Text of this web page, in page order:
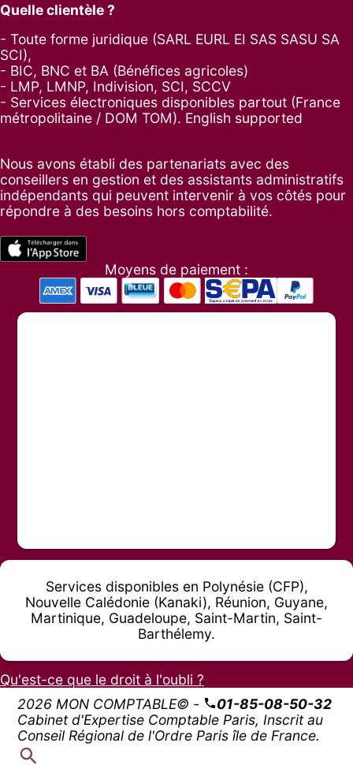
Quelle clientèle ?
- Toute forme juridique (SARL EURL EI SAS SASU SA
SCI),
- BIC, BNC et BA (Bénéfices agricoles)
- LMP, LMNP, Indivision, SCI, SCCV
- Services électroniques disponibles partout (France
métropolitaine / DOM TOM). English supported
Nous avons établi des partenariats avec des
conseillers en gestion et des assistants administratifs
indépendants qui peuvent intervenir à vos côtés pour
répondre à des besoins hors comptabilité.
Moyens de paiement :
Services disponibles en Polynésie (CFP),
Nouvelle Calédonie (Kanaki), Réunion, Guyane,
Martinique, Guadeloupe, Saint-Martin, Saint-
Barthélemy.
Qu'est-ce que le droit à l'oubli ?
2026 MON COMPTABLE© -
01-85-08-50-32
Cabinet d'Expertise Comptable Paris, Inscrit au
Conseil Régional de l'Ordre Paris île de France.